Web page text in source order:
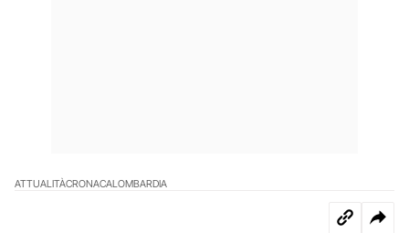
ATTUALITÀCRONACALOMBARDIA